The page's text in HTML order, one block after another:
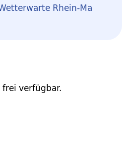
Rhein-Ma
verfügbar.